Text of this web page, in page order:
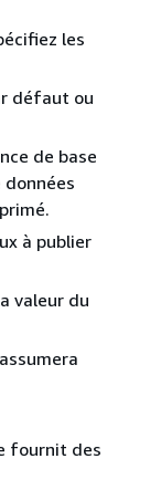
les
défaut ou
de base
à publier
valeur du
fournit des